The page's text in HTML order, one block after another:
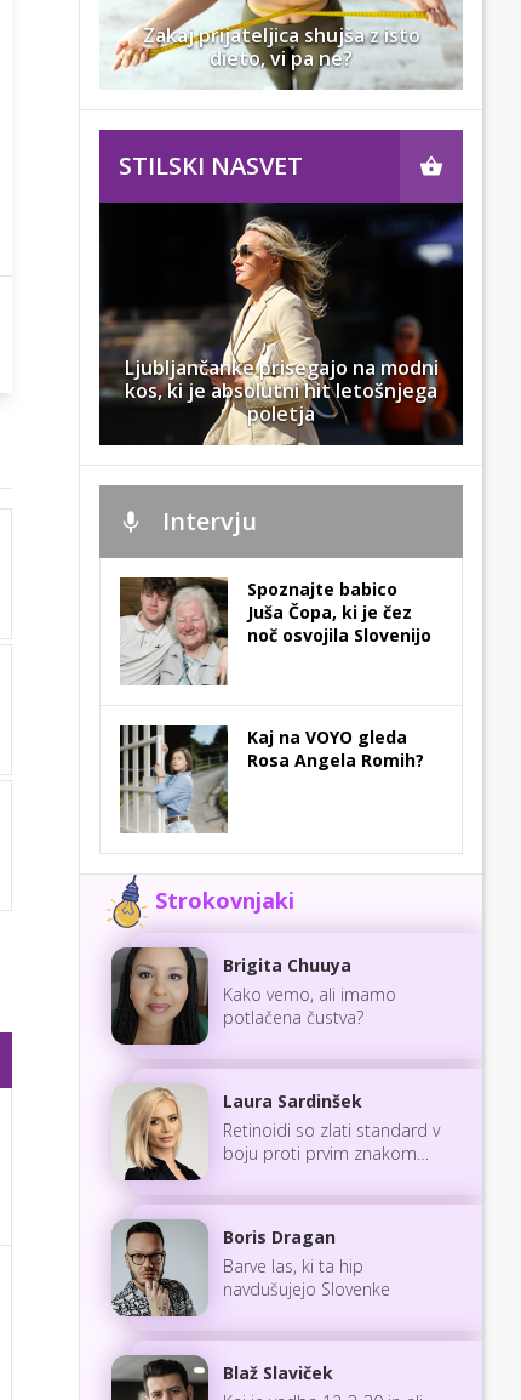
Zakaj prijateljica shujša z isto
dieto, vi pa ne?
STILSKI NASVET
Ljubljančanke prisegajo na modni
kos, ki je absolutni hit letošnjega
poletja
Intervju
Spoznajte babico
Juša Čopa, ki je čez
noč osvojila Slovenijo
Kaj na VOYO gleda
Rosa Angela Romih?
Strokovnjaki
Brigita Chuuya
Kako vemo, ali imamo
potlačena čustva?
Laura Sardinšek
Retinoidi so zlati standard v
boju proti prvim znakom
Boris Dragan
Barve las, ki ta hip
navdušujejo Slovenke
Blaž Slaviček